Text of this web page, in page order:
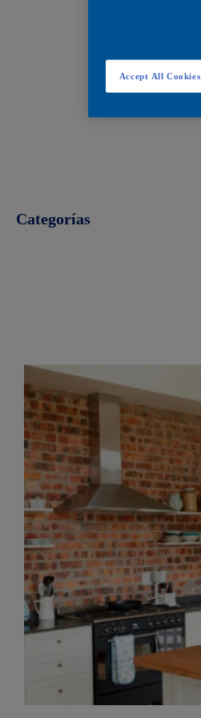
Categorías
Accept All Cookies